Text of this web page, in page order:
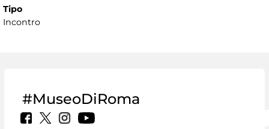
Tipo
Incontro
#MuseoDiRoma